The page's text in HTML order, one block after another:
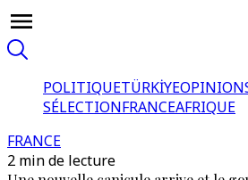
POLITIQUETÜRKİYE
SÉLECTIONFRANCEAFRIQUE
FRANCE
2 min de lecture